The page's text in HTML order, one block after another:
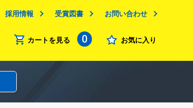
採用情報 受賞図書 お問い合わせ
カートを見る 0 お気に入り